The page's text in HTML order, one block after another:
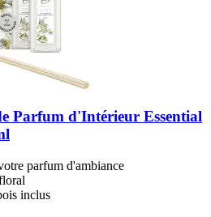
Parfum d'Intérieur Essential
parfum d'ambiance
inclus